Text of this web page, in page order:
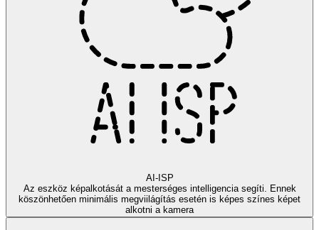
AI-ISP
Az eszköz képalkotását a mesterséges intelligencia segíti. Ennek
köszönhetően minimális megviilágítás esetén is képes színes képet
alkotni a kamera